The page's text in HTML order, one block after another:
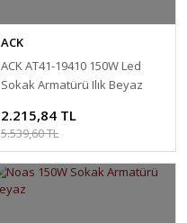
ACK
ACK AT41-19410 150W Led
Sokak Armatürü Ilık Beyaz
2.215,84 TL
5.539,60 TL